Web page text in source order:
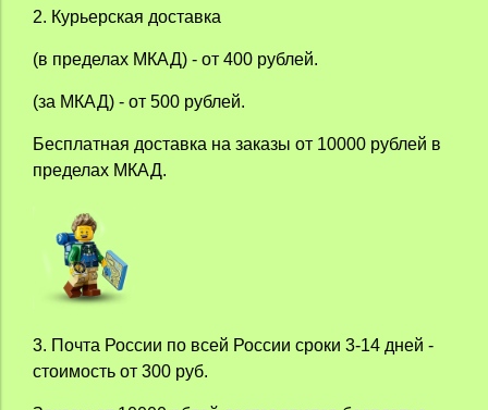
2. Курьерская доставка
(в пределах МКАД) - от 400 рублей.
(за МКАД) - от 500 рублей.
Бесплатная доставка на заказы от 10000 рублей в
пределах МКАД.
3. Почта России по всей России сроки 3-14 дней -
стоимость от 300 руб.